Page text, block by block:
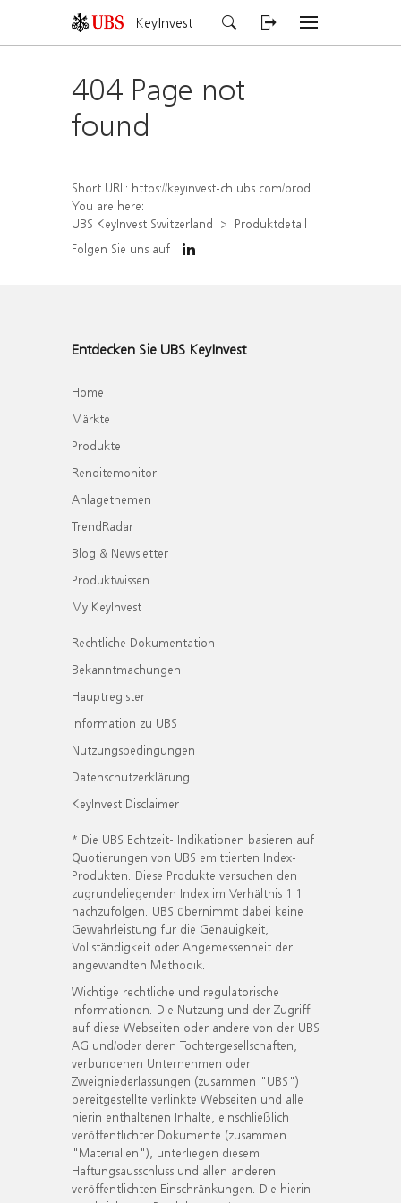
KeyInvest
404 Page not
found
Short URL: https://keyinvest-ch.ubs.com/produkt/detail/index/isin/CH1576896687
You are here:
UBS KeyInvest Switzerland
Produktdetail
Folgen Sie uns auf
Entdecken Sie UBS KeyInvest
Home
Märkte
Produkte
Renditemonitor
Anlagethemen
TrendRadar
Blog & Newsletter
Produktwissen
My KeyInvest
Rechtliche Dokumentation
Bekanntmachungen
Hauptregister
Information zu UBS
Nutzungsbedingungen
Datenschutzerklärung
KeyInvest Disclaimer
* Die UBS Echtzeit- Indikationen basieren auf
Quotierungen von UBS emittierten Index-
Produkten. Diese Produkte versuchen den
zugrundeliegenden Index im Verhältnis 1:1
nachzufolgen. UBS übernimmt dabei keine
Gewährleistung für die Genauigkeit,
Vollständigkeit oder Angemessenheit der
angewandten Methodik.
Wichtige rechtliche und regulatorische
Informationen. Die Nutzung und der Zugriff
auf diese Webseiten oder andere von der UBS
AG und/oder deren Tochtergesellschaften,
verbundenen Unternehmen oder
Zweigniederlassungen (zusammen "UBS")
bereitgestellte verlinkte Webseiten und alle
hierin enthaltenen Inhalte, einschließlich
veröffentlichter Dokumente (zusammen
"Materialien"), unterliegen diesem
Haftungsausschluss und allen anderen
veröffentlichten Einschränkungen. Die hierin